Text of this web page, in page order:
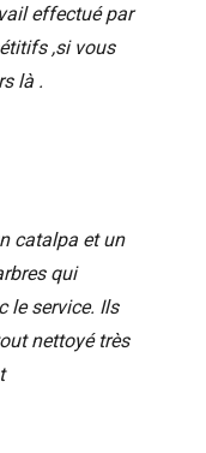
effectué par
,si vous
là .
catalpa et un
qui
le service. Ils
nettoyé très